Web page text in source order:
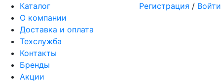
Каталог
О компании
Доставка и оплата
Техслужба
Контакты
Бренды
Акции
Регистрация / Войти